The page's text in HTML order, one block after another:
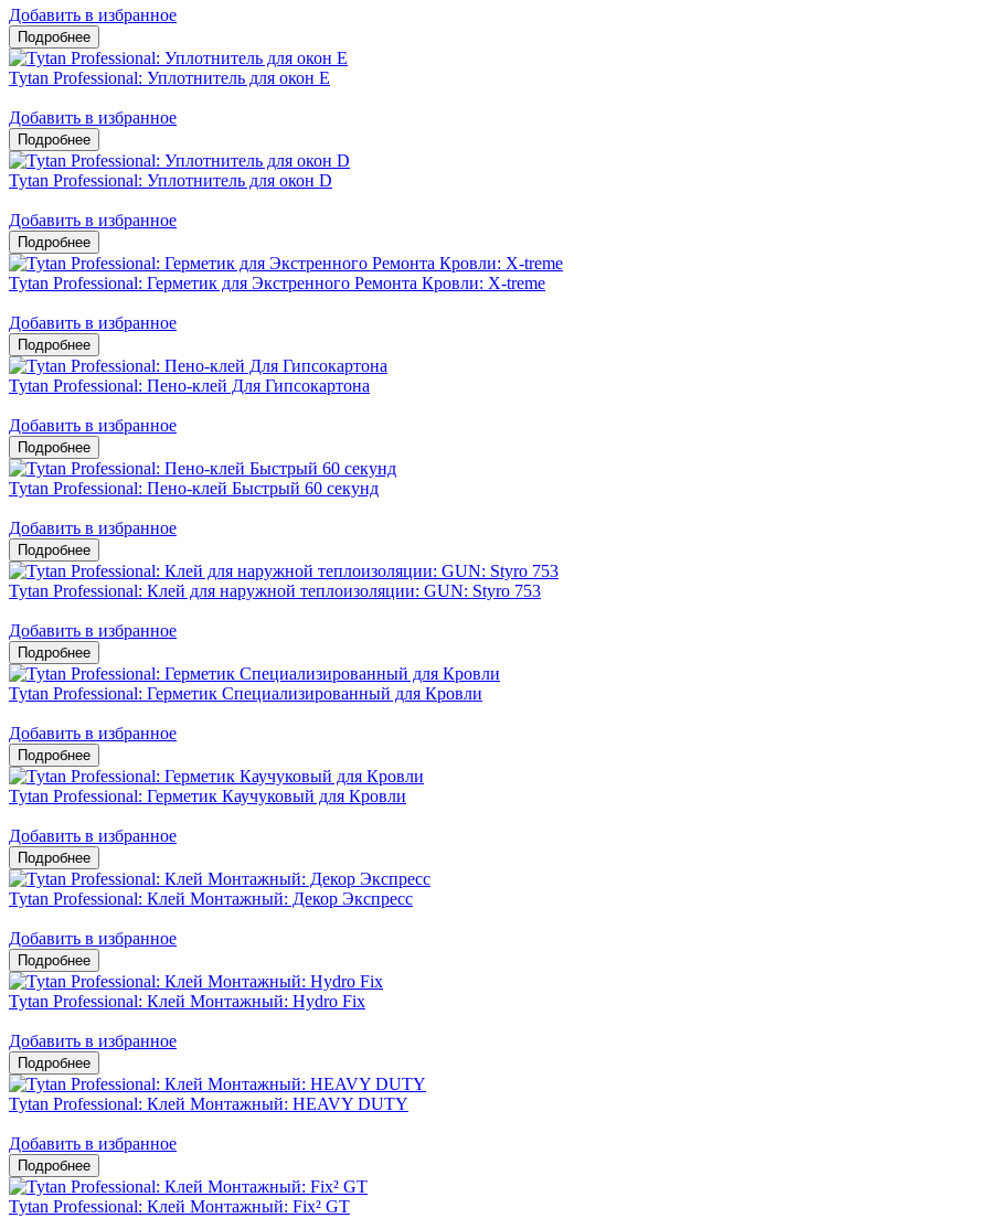
Добавить в избранное
Tytan Professional: Уплотнитель для окон E
Добавить в избранное
Tytan Professional: Уплотнитель для окон D
Добавить в избранное
Tytan Professional: Герметик для Экстренного Ремонта Кровли: X-treme
Добавить в избранное
Tytan Professional: Пено-клей Для Гипсокартона
Добавить в избранное
Tytan Professional: Пено-клей Быстрый 60 секунд
Добавить в избранное
Tytan Professional: Клей для наружной теплоизоляции: GUN: Styro 753
Добавить в избранное
Tytan Professional: Герметик Специализированный для Кровли
Добавить в избранное
Tytan Professional: Герметик Каучуковый для Кровли
Добавить в избранное
Tytan Professional: Клей Монтажный: Декор Экспресс
Добавить в избранное
Tytan Professional: Клей Монтажный: Hydro Fix
Добавить в избранное
Tytan Professional: Клей Монтажный: HEAVY DUTY
Добавить в избранное
Tytan Professional: Клей Монтажный: Fix² GT